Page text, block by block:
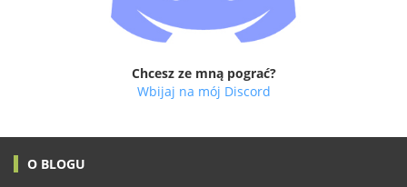
Chcesz ze mną pograć?
Wbijaj na mój Discord
O BLOGU